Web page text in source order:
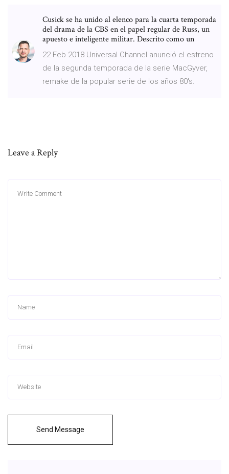
Cusick se ha unido al elenco para la cuarta temporada
del drama de la CBS en el papel regular de Russ, un
apuesto e inteligente militar. Descrito como un
22 Feb 2018 Universal Channel anunció el estreno
de la segunda temporada de la serie MacGyver,
remake de la popular serie de los años 80's.
Leave a Reply
Send Message